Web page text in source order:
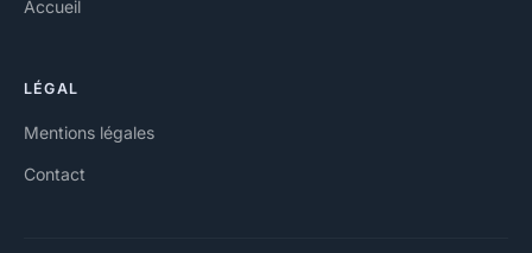
Accueil
LÉGAL
Mentions légales
Contact